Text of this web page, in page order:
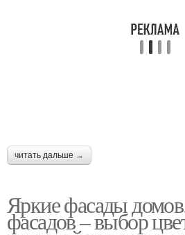
читать дальше →
Яркие фасады
фасадов – выбор